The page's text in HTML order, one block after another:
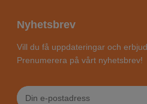
Nyhetsbrev
Vill du få uppdateringar och
Prenumerera på vårt nyhetsbrev!